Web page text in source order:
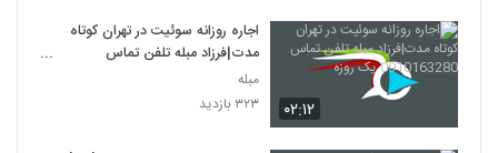
۰۲:۱۲
اجاره روزانه سوئیت در تهران کوتاه
مدت|فرزاد مبله تلفن تماس
0910163280 یک روزه
مبله
۳۲۳ بازدید